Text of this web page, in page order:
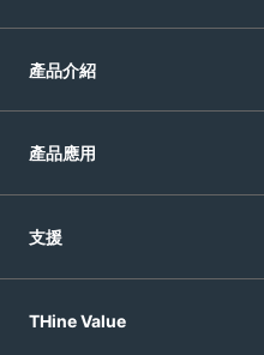
產品介紹
產品應用
支援
THine Value